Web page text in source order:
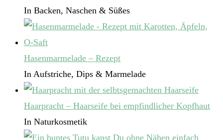
In Backen, Naschen & Süßes
Hasenmarmelade – Rezept
In Aufstriche, Dips & Marmelade
Haarpracht – Haarseife bei empfindlicher Kopfhaut
In Naturkosmetik